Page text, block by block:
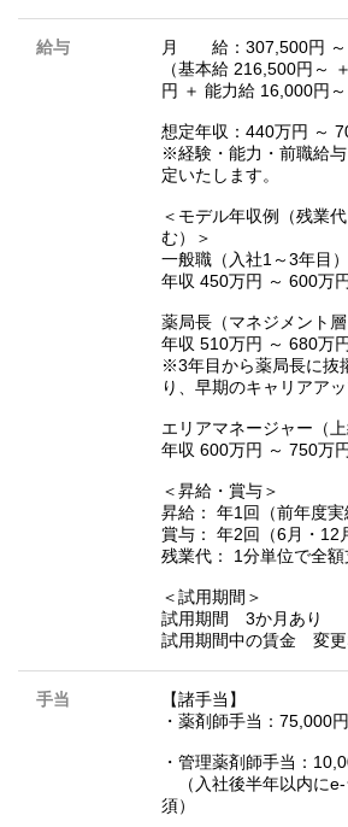
給与
月 給：307,500円 ～
（基本給 216,500円～
円 ＋ 能力給 16,000円～
想定年収：440万円 ～
※経験・能力・前職給
定いたします。
＜モデル年収例（残業
む）＞
一般職（入社1～3年目）
年収 450万円 ～ 600万円
薬局長（マネジメント層
年収 510万円 ～ 680万円
※3年目から薬局長に抜
り、早期のキャリアアッ
エリアマネージャー（上
年収 600万円 ～ 750万
＜昇給・賞与＞
昇給： 年1回（前年度実
賞与： 年2回（6月・12
残業代： 1分単位で全額
＜試用期間＞
試用期間 3か月あり
試用期間中の賃金 変更
手当
【諸手当】
・薬剤師手当：75,000
・管理薬剤師手当：
（入社後半年以内に
須）